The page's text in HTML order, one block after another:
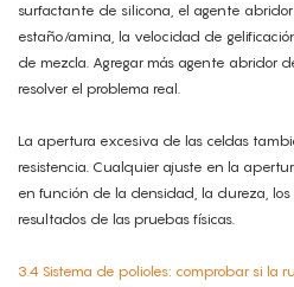
surfactante de silicona, el agente
estaño/amina, la velocidad de
de mezcla. Agregar más agente abridor
resolver el problema real.
La apertura excesiva de las celdas
resistencia. Cualquier ajuste en la
en función de la densidad, la dureza,
resultados de las pruebas físicas.
3.4 Sistema de polioles: comprobar si la